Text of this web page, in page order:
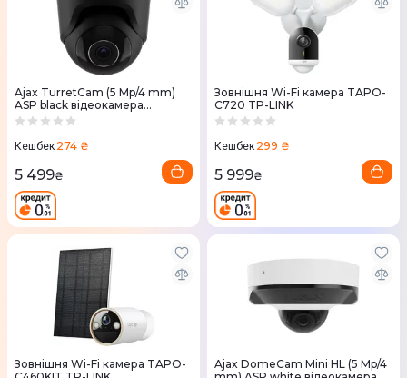
Ajax TurretCam (5 Mp/4 mm)
ASP black відеокамера
спостереження
Кешбек 274 ₴
5 499₴
Зовнішня Wi-Fi камера TAPO-
C720 TP-LINK
Кешбек 299 ₴
5 999₴
Зовнішня Wi-Fi камера TAPO-
Ajax DomeCam Mini HL (5 Mp/4